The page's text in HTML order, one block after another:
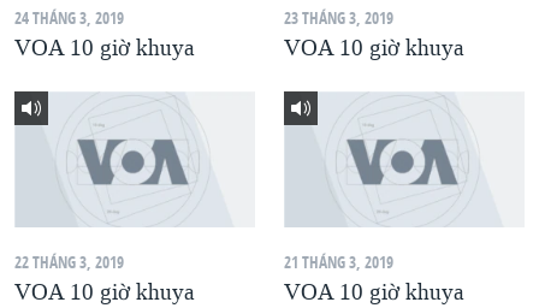
QUAN HỆ VIỆT MỸ
24 THÁNG 3, 2019
VOA 10 giờ khuya
23 THÁNG 3, 2019
VOA 10 giờ khuya
22 THÁNG 3, 2019
VOA 10 giờ khuya
21 THÁNG 3, 2019
VOA 10 giờ khuya